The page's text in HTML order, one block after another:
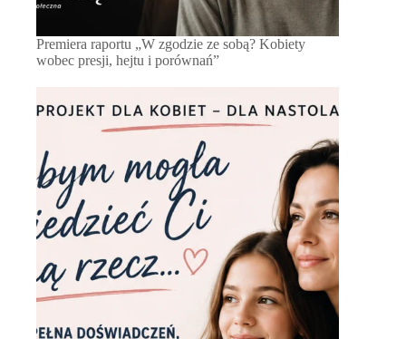
Premiera raportu „W zgodzie ze sobą? Kobiety
wobec presji, hejtu i porównań”